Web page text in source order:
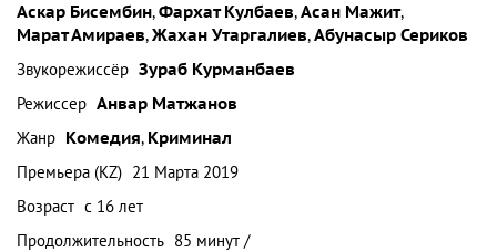
Аскар Бисембин,Фархат Кулбаев,Асан Мажит,
Марат Амираев,Жахан Утаргалиев,Абунасыр Сериков
Звукорежиссёр Зураб Курманбаев
Режиссер Анвар Матжанов
Жанр Комедия, Криминал
Премьера (KZ) 21 Марта 2019
Возраст с 16 лет
Продолжительность 85 минут /